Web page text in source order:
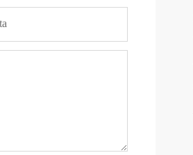
egzersizlere sahip olmasını
ve koşu bandını uygulamaya